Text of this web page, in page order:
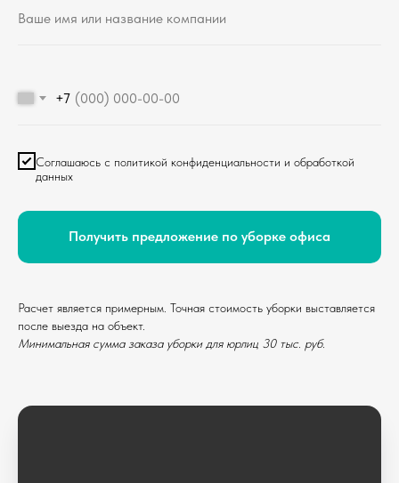
+7
Соглашаюсь с политикой конфиденциальности и обработкой
данных
Получить предложение по уборке офиса
Расчет является примерным. Точная стоимость уборки выставляется
после выезда на объект.
Минимальная сумма заказа уборки для юрлиц 30 тыс. руб.